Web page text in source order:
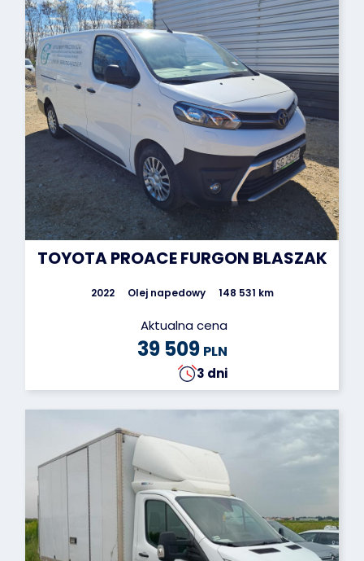
TOYOTA PROACE FURGON BLASZAK
2022 Olej napedowy 148 531 km
Aktualna cena
39 509 PLN
3 dni